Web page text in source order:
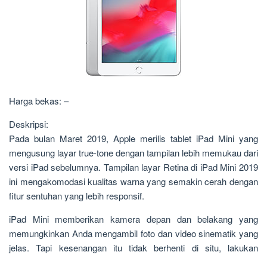
Harga bekas: –
Deskripsi:
Pada bulan Maret 2019, Apple merilis tablet iPad Mini yang
mengusung layar true-tone dengan tampilan lebih memukau dari
versi iPad sebelumnya. Tampilan layar Retina di iPad Mini 2019
ini mengakomodasi kualitas warna yang semakin cerah dengan
fitur sentuhan yang lebih responsif.
iPad Mini memberikan kamera depan dan belakang yang
memungkinkan Anda mengambil foto dan video sinematik yang
jelas. Tapi kesenangan itu tidak berhenti di situ, lakukan